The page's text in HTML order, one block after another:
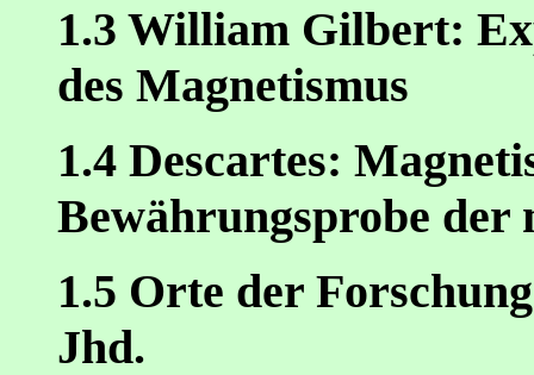
1.3 William Gilbert:
des Magnetismus
1.4 Descartes:
Bewährungsprobe der
1.5 Orte der
Jhd.